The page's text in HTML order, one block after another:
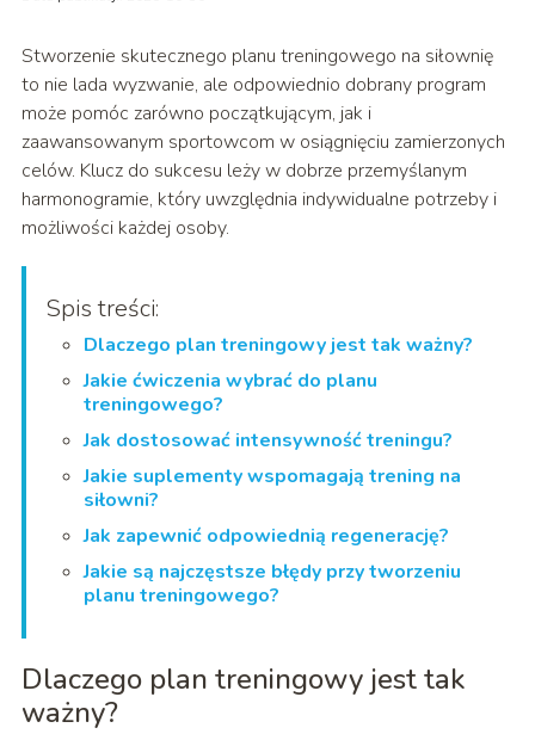
Stworzenie skutecznego planu treningowego na siłownię
to nie lada wyzwanie, ale odpowiednio dobrany program
może pomóc zarówno początkującym, jak i
zaawansowanym sportowcom w osiągnięciu zamierzonych
celów. Klucz do sukcesu leży w dobrze przemyślanym
harmonogramie, który uwzględnia indywidualne potrzeby i
możliwości każdej osoby.
Spis treści:
Dlaczego plan treningowy jest tak ważny?
Jakie ćwiczenia wybrać do planu
treningowego?
Jak dostosować intensywność treningu?
Jakie suplementy wspomagają trening na
siłowni?
Jak zapewnić odpowiednią regenerację?
Jakie są najczęstsze błędy przy tworzeniu
planu treningowego?
Dlaczego plan treningowy jest tak
ważny?